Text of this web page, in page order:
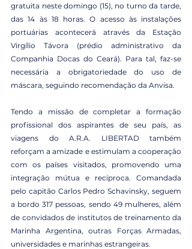
gratuita neste domingo (15), no turno da tarde,
das 14 às 18 horas. O acesso às instalações
portuárias acontecerá através da Estação
Virgílio Távora (prédio administrativo da
Companhia Docas do Ceará). Para tal, faz-se
necessária a obrigatoriedade do uso de
máscara, seguindo recomendação da Anvisa.
Tendo a missão de completar a formação
profissional dos aspirantes de seu país, as
viagens do A.R.A. LIBERTAD também
reforçam a amizade e estimulam a cooperação
com os países visitados, promovendo uma
integração mútua e recíproca. Comandada
pelo capitão Carlos Pedro Schavinsky, seguem
a bordo 317 pessoas, sendo 49 mulheres, além
de convidados de institutos de treinamento da
Marinha Argentina, outras Forças Armadas,
universidades e marinhas estrangeiras.